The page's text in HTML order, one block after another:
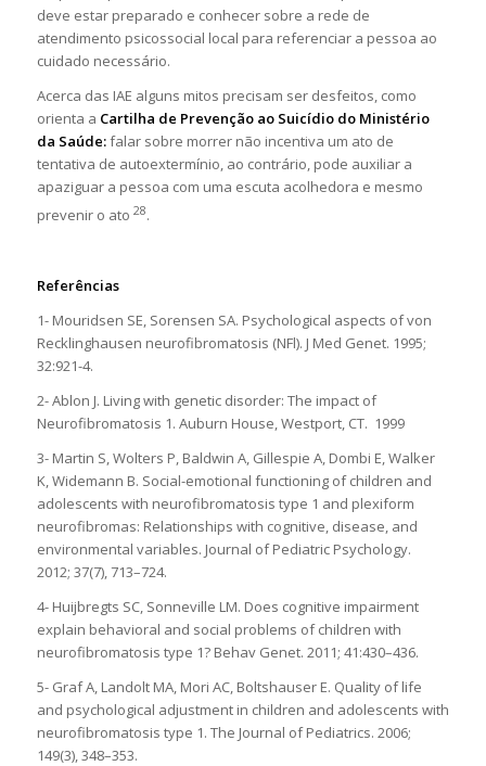
deve estar preparado e conhecer sobre a rede de
atendimento psicossocial local para referenciar a pessoa ao
cuidado necessário.
Acerca das IAE alguns mitos precisam ser desfeitos, como
orienta a Cartilha de Prevenção ao Suicídio do Ministério
da Saúde:falar sobre morrer não incentiva um ato de
tentativa de autoextermínio, ao contrário, pode auxiliar a
apaziguar a pessoa com uma escuta acolhedora e mesmo
prevenir o ato 28.
Referências
1- Mouridsen SE, Sorensen SA. Psychological aspects of von
Recklinghausen neurofibromatosis (NFl). J Med Genet. 1995;
32:921-4.
2- Ablon J. Living with genetic disorder: The impact of
Neurofibromatosis 1. Auburn House, Westport, CT. 1999
3- Martin S, Wolters P, Baldwin A, Gillespie A, Dombi E, Walker
K, Widemann B. Social-emotional functioning of children and
adolescents with neurofibromatosis type 1 and plexiform
neurofibromas: Relationships with cognitive, disease, and
environmental variables. Journal of Pediatric Psychology.
2012; 37(7), 713–724.
4- Huijbregts SC, Sonneville LM. Does cognitive impairment
explain behavioral and social problems of children with
neurofibromatosis type 1? Behav Genet. 2011; 41:430–436.
5- Graf A, Landolt MA, Mori AC, Boltshauser E. Quality of life
and psychological adjustment in children and adolescents with
neurofibromatosis type 1. The Journal of Pediatrics. 2006;
149(3), 348–353.